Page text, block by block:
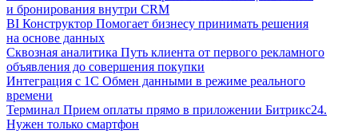
и бронирования внутри CRM
BI Конструктор Помогает бизнесу принимать решения
на основе данных
Сквозная аналитика Путь клиента от первого рекламного
объявления до совершения покупки
Интеграция с 1С Обмен данными в режиме реального
времени
Терминал Прием оплаты прямо в приложении Битрикс24.
Нужен только смартфон